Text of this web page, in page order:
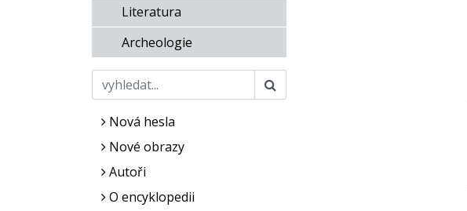
Literatura
Archeologie
Nová hesla
Nové obrazy
Autoři
O encyklopedii